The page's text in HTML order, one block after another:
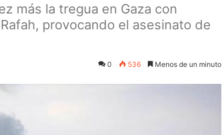
más la tregua en Gaza con
provocando el asesinato de
0 536 Menos de un minuto